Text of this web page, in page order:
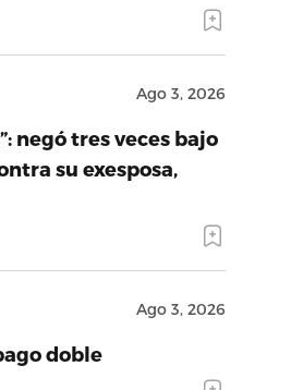
Ago 3, 2026
negó tres veces bajo
su exesposa,
Ago 3, 2026
doble